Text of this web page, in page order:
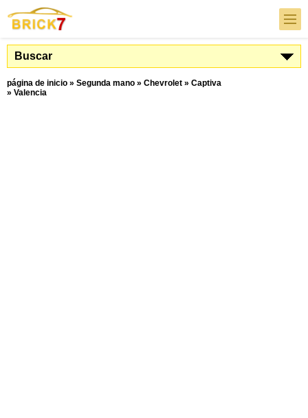
Buscar
página de inicio » Segunda mano » Chevrolet » Captiva
» Valencia